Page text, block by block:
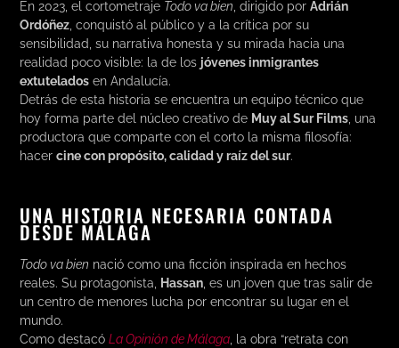
En 2023, el cortometraje Todo va bien , dirigido porAdrián
Ordóñez , conquistó al público y a la crítica por su
sensibilidad, su narrativa honesta y su mirada hacia una
realidad poco visible: la de los jóvenes inmigrantes
extutelados en Andalucía.
Detrás de esta historia se encuentra un equipo técnico que
hoy forma parte del núcleo creativo de Muy al Sur Films , una
productora que comparte con el corto la misma filosofía:
hacercine con propósito, calidad y raíz del sur.
UNA HISTORIA NECESARIA CONTADA
DESDE MÁLAGA
Todo va bien nació como una ficción inspirada en hechos
reales. Su protagonista, Hassan , es un joven que tras salir de
un centro de menores lucha por encontrar su lugar en el
mundo.
Como destacóLa Opinión de Málaga , la obra “retrata con